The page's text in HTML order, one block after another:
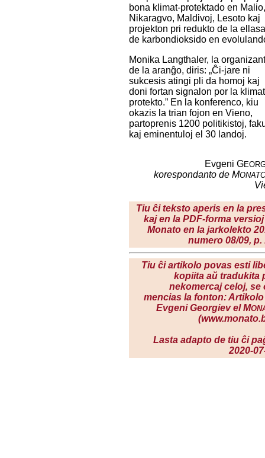
bona klimat-protektado en
Nikaragvo, Maldivoj, Lesoto kaj
projekton pri redukto de la
de karbondioksido en
Monika Langthaler, la
de la aranĝo, diris: „Ĉi-jare ni
sukcesis atingi pli da homoj kaj
doni fortan signalon por la
protekto.” En la konferenco, kiu
okazis la trian fojon en Vieno,
partoprenis 1200 politikistoj,
kaj eminentuloj el 30 landoj.
Evgeni G
korespondanto de M
Tiu ĉi teksto aperis en la
kaj en la PDF-forma
Monato en la jarkolekto
numero 08/09, p.
Tiu ĉi artikolo povas esti
kopiita aŭ tradukita
nekomercaj celoj, se
mencias la fonton:
Evgeni Georgiev el M
Lasta adapto de tiu ĉi
2020-